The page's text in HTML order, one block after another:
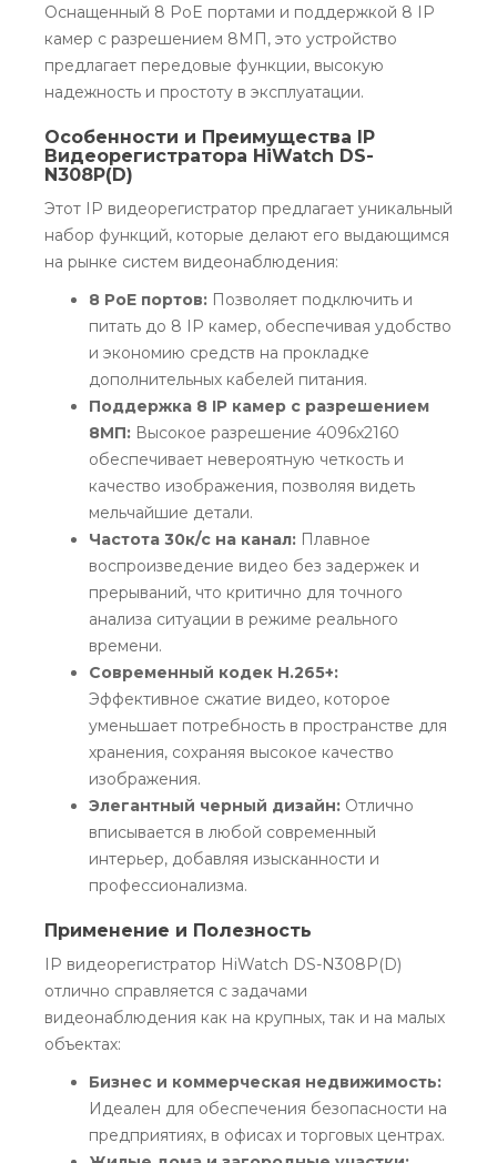
Оснащенный 8 PoE портами и поддержкой 8 IP
камер с разрешением 8МП, это устройство
предлагает передовые функции, высокую
надежность и простоту в эксплуатации.
Особенности и Преимущества IP
Видеорегистратора HiWatch DS-
N308P(D)
Этот IP видеорегистратор предлагает уникальный
набор функций, которые делают его выдающимся
на рынке систем видеонаблюдения:
8 PoE портов: Позволяет подключить и
питать до 8 IP камер, обеспечивая удобство
и экономию средств на прокладке
дополнительных кабелей питания.
Поддержка 8 IP камер с разрешением
8МП: Высокое разрешение 4096x2160
обеспечивает невероятную четкость и
качество изображения, позволяя видеть
мельчайшие детали.
Частота 30к/с на канал: Плавное
воспроизведение видео без задержек и
прерываний, что критично для точного
анализа ситуации в режиме реального
времени.
Современный кодек H.265+:
Эффективное сжатие видео, которое
уменьшает потребность в пространстве для
хранения, сохраняя высокое качество
изображения.
Элегантный черный дизайн: Отлично
вписывается в любой современный
интерьер, добавляя изысканности и
профессионализма.
Применение и Полезность
IP видеорегистратор HiWatch DS-N308P(D)
отлично справляется с задачами
видеонаблюдения как на крупных, так и на малых
объектах:
Бизнес и коммерческая недвижимость:
Идеален для обеспечения безопасности на
предприятиях, в офисах и торговых центрах.